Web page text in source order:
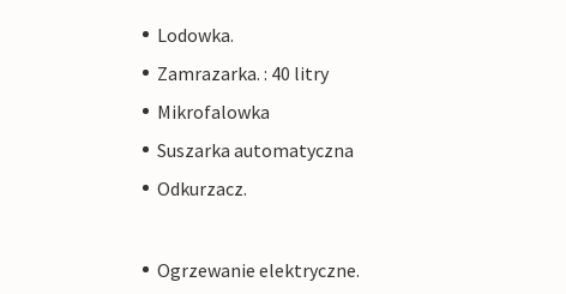
Lodowka.
Zamrazarka. : 40 litry
Mikrofalowka
Suszarka automatyczna
Odkurzacz.
Ogrzewanie elektryczne.